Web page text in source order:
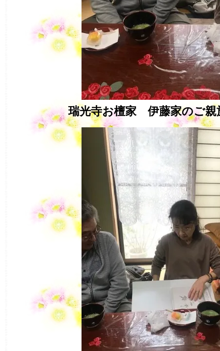
瑞光寺お檀家 伊藤家のご親